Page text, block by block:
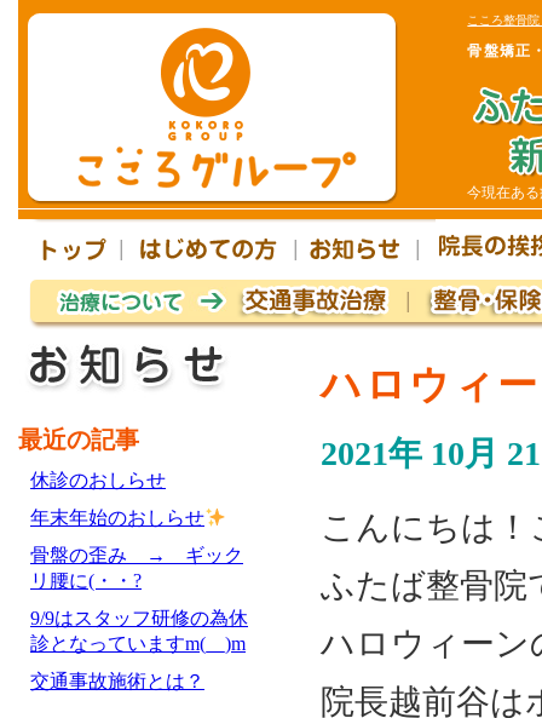
こころ整骨
骨盤矯正
今現在あ
ハロウィ
2021年 10月
こんにちは
ふたば整骨院
ハロウィーン
院長越前谷は
最近の記事
休診のおしらせ
年末年始のおしらせ
骨盤の歪み → ギック
リ腰に(・・?
9/9はスタッフ研修の為休
診となっていますm(__)m
交通事故施術とは？